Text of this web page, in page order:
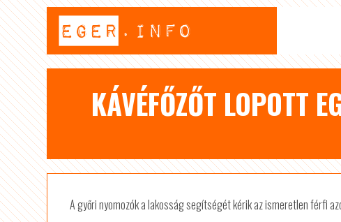
KÁVÉFŐZŐT LOPOTT
A győri nyomozók a lakosság segítségét kérik az ismeretlen férfi